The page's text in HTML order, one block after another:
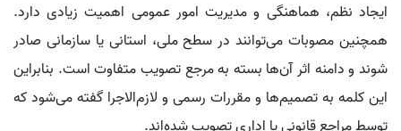
ایجاد نظم، هماهنگی و مدیریت امور عمومی اهمیت زیادی دارد.
همچنین مصوبات می‌توانند در سطح ملی، استانی یا سازمانی صادر
شوند و دامنه اثر آن‌ها بسته به مرجع تصویب متفاوت است. بنابراین
این کلمه به تصمیم‌ها و مقررات رسمی و لازم‌الاجرا گفته می‌شود که